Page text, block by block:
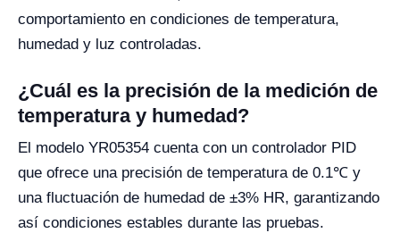
comportamiento en condiciones de temperatura,
humedad y luz controladas.
¿Cuál es la precisión de la medición de
temperatura y humedad?
El modelo YR05354 cuenta con un controlador PID
que ofrece una precisión de temperatura de 0.1℃ y
una fluctuación de humedad de ±3% HR, garantizando
así condiciones estables durante las pruebas.